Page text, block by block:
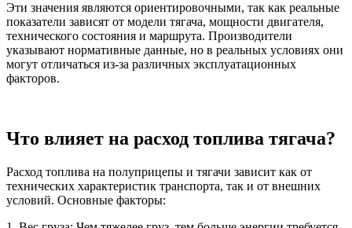
Эти значения являются ориентировочными, так как реальные
показатели зависят от модели тягача, мощности двигателя,
технического состояния и маршрута. Производители
указывают нормативные данные, но в реальных условиях они
могут отличаться из-за различных эксплуатационных
факторов.
Что влияет на расход топлива тягача?
Расход топлива на полуприцепы и тягачи зависит как от
технических характеристик транспорта, так и от внешних
условий. Основные факторы: